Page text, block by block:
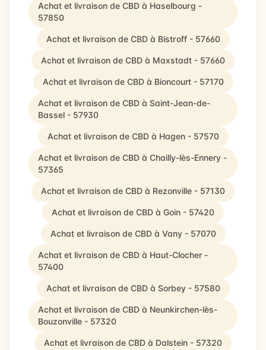
Achat et livraison de CBD à Haselbourg -
57850
Achat et livraison de CBD à Bistroff - 57660
Achat et livraison de CBD à Maxstadt - 57660
Achat et livraison de CBD à Bioncourt - 57170
Achat et livraison de CBD à Saint-Jean-de-
Bassel - 57930
Achat et livraison de CBD à Hagen - 57570
Achat et livraison de CBD à Chailly-lès-Ennery -
57365
Achat et livraison de CBD à Rezonville - 57130
Achat et livraison de CBD à Goin - 57420
Achat et livraison de CBD à Vany - 57070
Achat et livraison de CBD à Haut-Clocher -
57400
Achat et livraison de CBD à Sorbey - 57580
Achat et livraison de CBD à Neunkirchen-lès-
Bouzonville - 57320
Achat et livraison de CBD à Dalstein - 57320